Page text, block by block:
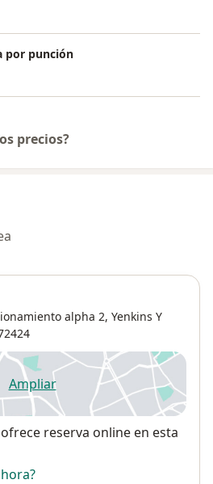
por punción
precios?
alpha 2, Yenkins Y
Ampliarse abre en una nueva
reserva online en esta